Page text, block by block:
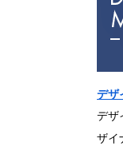
デザ
デザ
ザイ